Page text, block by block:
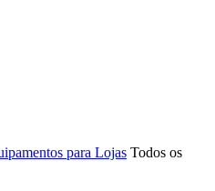
para Lojas Todos os